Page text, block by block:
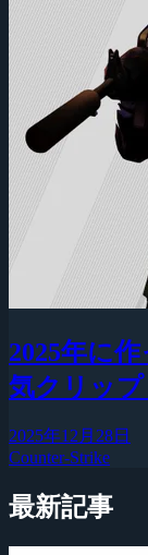
2025年に
気クリッ
2025年12月28日
Counter-Strike
最新記事